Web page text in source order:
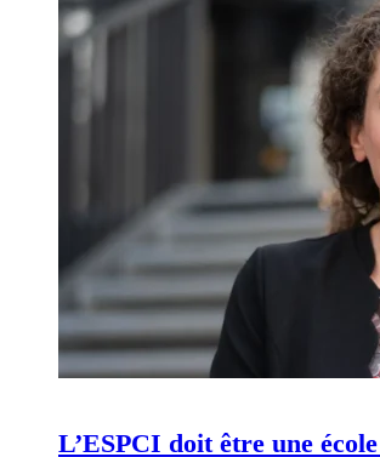
L’ESPCI doit être une